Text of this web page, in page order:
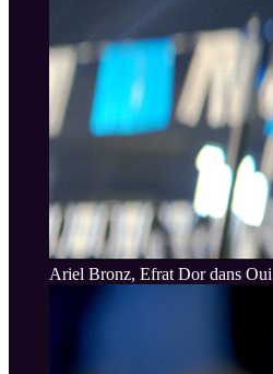
Ariel Bronz, Efrat Dor dans Oui